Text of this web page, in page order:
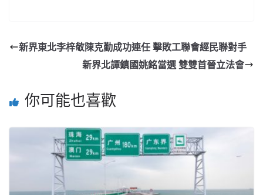
新界東北李梓敬陳克勤成功連任 擊敗工聯會經民聯對手
新界北譚鎮國姚銘當選 雙雙首晉立法會
你可能也喜歡